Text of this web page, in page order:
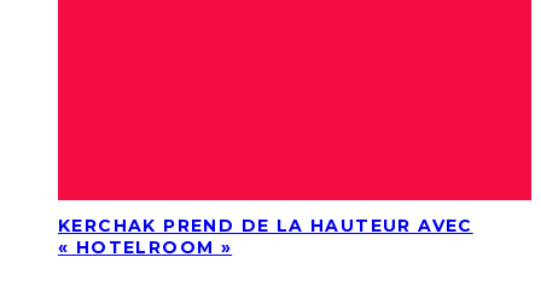
KERCHAK PREND DE LA HAUTEUR AVEC
« HOTELROOM »